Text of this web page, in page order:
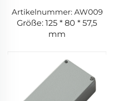
Artikelnummer: AW009
Größe: 125 * 80 * 57,5
mm